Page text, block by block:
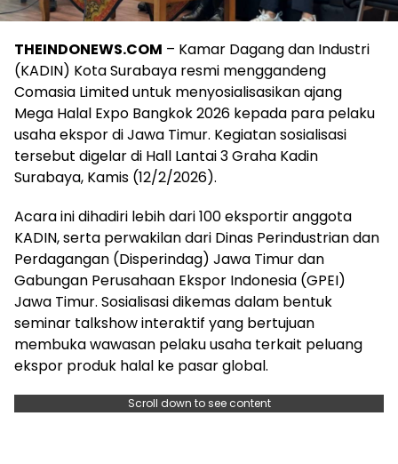
THEINDONEWS.COM – Kamar Dagang dan Industri
(KADIN) Kota Surabaya resmi menggandeng
Comasia Limited untuk menyosialisasikan ajang
Mega Halal Expo Bangkok 2026 kepada para pelaku
usaha ekspor di Jawa Timur. Kegiatan sosialisasi
tersebut digelar di Hall Lantai 3 Graha Kadin
Surabaya, Kamis (12/2/2026).
Acara ini dihadiri lebih dari 100 eksportir anggota
KADIN, serta perwakilan dari Dinas Perindustrian dan
Perdagangan (Disperindag) Jawa Timur dan
Gabungan Perusahaan Ekspor Indonesia (GPEI)
Jawa Timur. Sosialisasi dikemas dalam bentuk
seminar talkshow interaktif yang bertujuan
membuka wawasan pelaku usaha terkait peluang
ekspor produk halal ke pasar global.
Scroll down to see content